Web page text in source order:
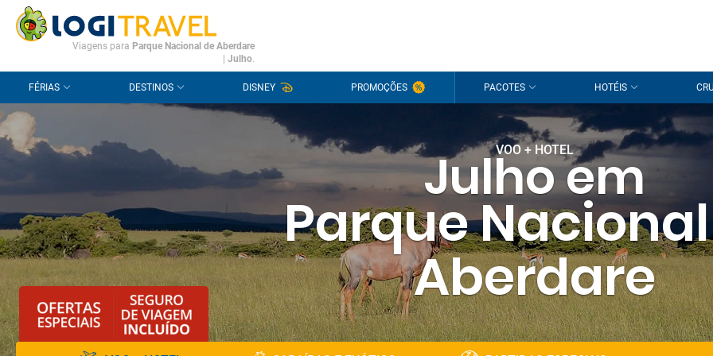
CONTACTO PERGUNTAS FREQUENTES
Viagens para Parque Nacional de Aberdare
Julho.
FÉRIAS DESTINOS DISNEY PROMOÇÕES PACOTES HOTÉIS
VOO + HOTEL
Julho em
Parque
Aberdare